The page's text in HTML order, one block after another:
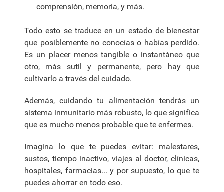
comprensión, memoria, y más.
Todo esto se traduce en un estado de bienestar
que posiblemente no conocías o habías perdido.
Es un placer menos tangible o instantáneo que
otro, más sutil y permanente, pero hay que
cultivarlo a través del cuidado.
Además, cuidando tu alimentación tendrás un
sistema inmunitario más robusto, lo que significa
que es mucho menos probable que te enfermes.
Imagina lo que te puedes evitar: malestares,
sustos, tiempo inactivo, viajes al doctor, clínicas,
hospitales, farmacias... y por supuesto, lo que te
puedes ahorrar en todo eso.